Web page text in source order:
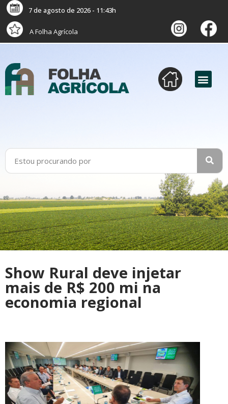
7 de agosto de 2026 - 11:43h
A Folha Agrícola
Show Rural deve injetar
mais de R$ 200 mi na
economia regional